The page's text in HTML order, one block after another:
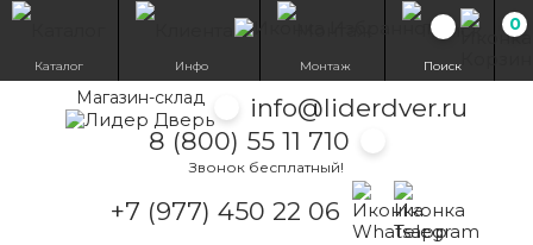
Магазин-склад
info@liderdver.ru
8 (800) 55 11 710
Звонок бесплатный!
+7 (977) 450 22 06
Написать на
Написать на
0
Каталог Инфо Монтаж Поиск